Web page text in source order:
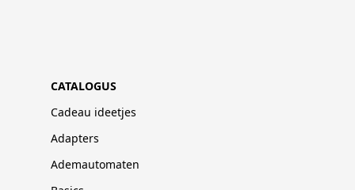
CATALOGUS
Cadeau ideetjes
Adapters
Ademautomaten